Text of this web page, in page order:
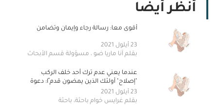
أنظر أيضا
أقوى معا: رسالة رجاء وإيمان وتضامن
23 أيلول 2021
بقلم آنا ماريا ضو￼￼￼ ، مسؤولة قسم الأبحاث
وإدارة التنوع - مؤسسة أديان
عندما يعني عدم ترك أحد خلف الركب
"إصلاح" أولئك￼￼￼￼￼￼ الذين يمضون قدم ًا: دعوة
إلى عمل جماعي لمحاربة التمييز ض ّد ذوي
الإعاقة
23 أيلول 2021
بقلم غرايس خوام باحثة، باحثة